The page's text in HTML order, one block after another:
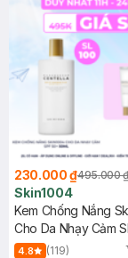
230.000 ₫495.000
Skin1004
Kem Chống Nắng
Cho Da Nhạy Cảm
50ml
4.8 (119)